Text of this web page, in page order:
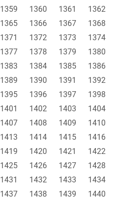
1359 1360 1361
1362
1365 1366 1367
1368
1371 1372 1373
1374
1377 1378 1379
1380
1383 1384 1385
1386
1389 1390 1391
1392
1395 1396 1397
1398
1401 1402 1403
1404
1407 1408 1409
1410
1413 1414 1415
1416
1419 1420 1421
1422
1425 1426 1427
1428
1431 1432 1433
1434
1437 1438 1439
1440